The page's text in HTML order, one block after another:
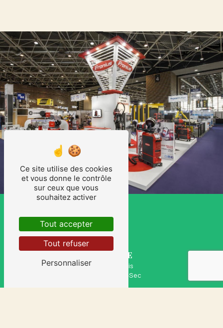
ADRESSE
8 Rue de Paris
93130 Noisy-le-Sec
Ce site utilise des cookies
et vous donne le contrôle
sur ceux que vous
souhaitez activer
Tout accepter
Tout refuser
Personnaliser